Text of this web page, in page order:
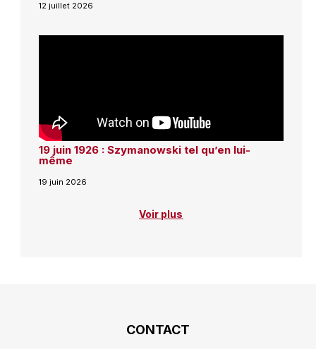
12 juillet 2026
19 juin 1926 : Szymanowski tel qu’en lui-
même
19 juin 2026
Voir plus
CONTACT